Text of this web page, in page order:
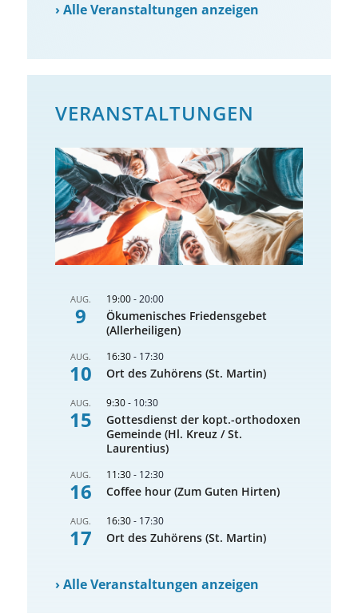
›Alle Veranstaltungen anzeigen
VERANSTALTUNGEN
AUG.
9
19:00-20:00
Ökumenisches Friedensgebet
(Allerheiligen)
AUG.
10
16:30- 17:30
Ort des Zuhörens (St. Martin)
AUG.
15
9:30- 10:30
Gottesdienst der kopt.-orthodoxen
Gemeinde (Hl. Kreuz / St.
Laurentius)
AUG.
16
11:30- 12:30
Coffee hour (Zum Guten Hirten)
AUG.
17
16:30- 17:30
Ort des Zuhörens (St. Martin)
›Alle Veranstaltungen anzeigen